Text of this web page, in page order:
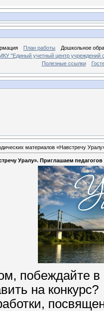
План работы
Дошкольное
"Единый учетный центр учреждений
Полезные ссылки
материалов «Навстречу
Уралу». Приглашаем
побеждайте в
на конкурс?